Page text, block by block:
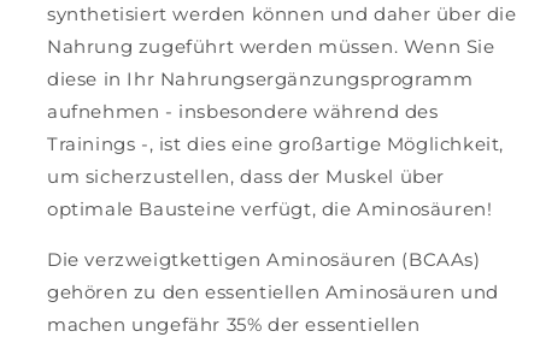
synthetisiert werden können und daher über die
Nahrung zugeführt werden müssen. Wenn Sie
diese in Ihr Nahrungsergänzungsprogramm
aufnehmen - insbesondere während des
Trainings -, ist dies eine großartige Möglichkeit,
um sicherzustellen, dass der Muskel über
optimale Bausteine ​​verfügt, die Aminosäuren!
Die verzweigtkettigen Aminosäuren (BCAAs)
gehören zu den essentiellen Aminosäuren und
machen ungefähr 35% der essentiellen